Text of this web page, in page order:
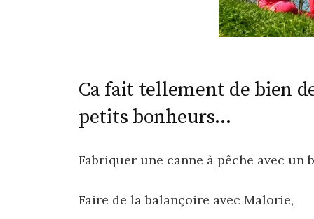
Ca fait tellement de bien
petits bonheurs…
Fabriquer une canne à pêche avec un
Faire de la balançoire avec Malorie,